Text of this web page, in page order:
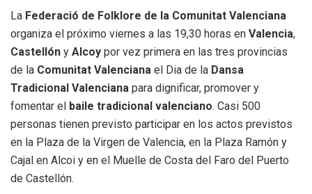
La Federació de Folklore de la Comunitat Valenciana
organiza el próximo viernes a las 19,30 horas en Valencia,
Castellón y Alcoy por vez primera en las tres provincias
de la Comunitat Valenciana el Dia de la Dansa
Tradicional Valenciana para dignificar, promover y
fomentar el baile tradicional valenciano. Casi 500
personas tienen previsto participar en los actos previstos
en la Plaza de la Virgen de Valencia, en la Plaza Ramón y
Cajal en Alcoi y en el Muelle de Costa del Faro del Puerto
de Castellón.